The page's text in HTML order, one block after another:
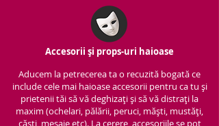
Accesorii și props-uri haioase
Aducem la petrecerea ta o recuzită bogată ce
include cele mai haioase accesorii pentru ca tu și
prietenii tăi să vă deghizați și să vă distrați la
maxim (ochelari, pălării, peruci, măști, mustăți,
căști, mesaje etc). La cerere, accesoriile se pot